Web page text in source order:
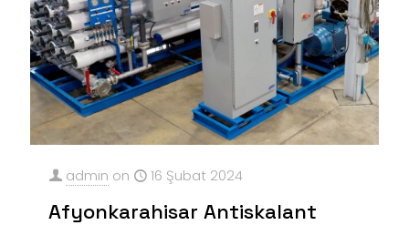
admin on 16 Şubat 2024
Afyonkarahisar Antiskalant